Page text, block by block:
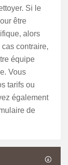
Si le
être
alors
contraire,
équipe
Vous
tarifs ou
également
de